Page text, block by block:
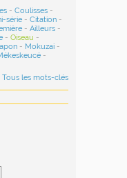
-Coulisses -
série -Citation -
-Ailleurs -
-Oiseau -
- Mokuzai -
-
Tous les mots-clés